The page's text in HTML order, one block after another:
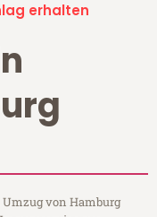
erhalten
von Hamburg